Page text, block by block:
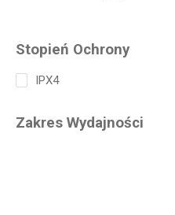
Stopień Ochrony
IPX4
Zakres Wydajności